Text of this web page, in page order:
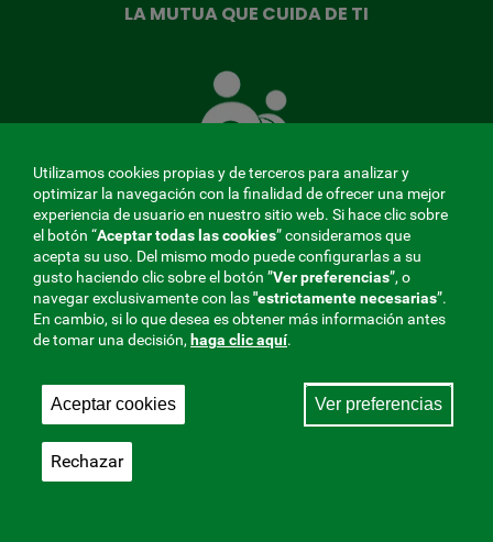
LA MUTUA QUE CUIDA DE TI
Mutua
que
ti
MENÚ
REDES
SOCIALES
V20
Aviso legal|Privacidad
Mutua Colaboradora con la Seguridad Social, 275.
Utilizamos cookies propias y de terceros para analizar y
optimizar la navegación con la finalidad de ofrecer una mejor
experiencia de usuario en nuestro sitio web. Si hace clic sobre
el botón “Aceptar todas las cookies” consideramos que
acepta su uso. Del mismo modo puede configurarlas a su
gusto haciendo clic sobre el botón ”Ver preferencias”, o
navegar exclusivamente con las"estrictamentenecesarias”.
En cambio, si lo que desea es obtener más información antes
de tomar una decisión, haga clic aquí.
Aceptar cookies Ver preferencias
Rechazar